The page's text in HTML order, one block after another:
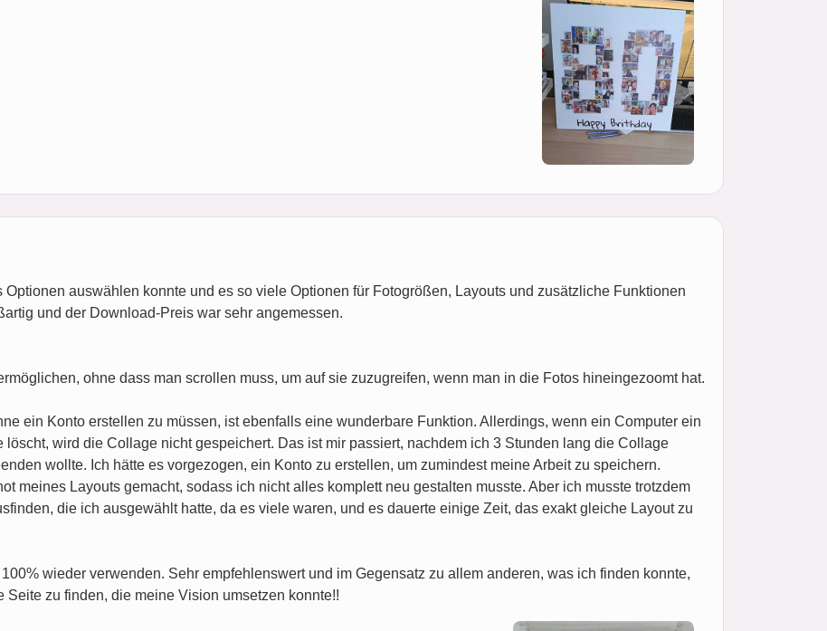
Optionen auswählen konnte und es so viele Optionen für Fotogrößen, Layouts und zusätzliche Funktionen
und der Download-Preis war sehr angemessen.
ohne dass man scrollen muss, um auf sie zuzugreifen, wenn man in die Fotos hineingezoomt hat.
ein Konto erstellen zu müssen, ist ebenfalls eine wunderbare Funktion. Allerdings, wenn ein Computer ein
wird die Collage nicht gespeichert. Das ist mir passiert, nachdem ich 3 Stunden lang die Collage
wollte. Ich hätte es vorgezogen, ein Konto zu erstellen, um zumindest meine Arbeit zu speichern.
meines Layouts gemacht, sodass ich nicht alles komplett neu gestalten musste. Aber ich musste trotzdem
die ich ausgewählt hatte, da es viele waren, und es dauerte einige Zeit, das exakt gleiche Layout zu
wieder verwenden. Sehr empfehlenswert und im Gegensatz zu allem anderen, was ich finden konnte,
zu finden, die meine Vision umsetzen konnte!!